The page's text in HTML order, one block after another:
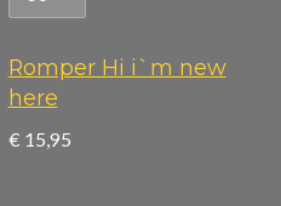
Romper Hi i`m new
here
€ 15,95